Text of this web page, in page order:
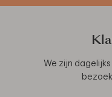
We zijn